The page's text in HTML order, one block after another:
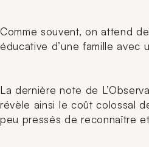
Comme souvent, on attend
éducative d’une famille avec
La dernière note de
révèle ainsi le coût colossal
peu pressés de reconnaître